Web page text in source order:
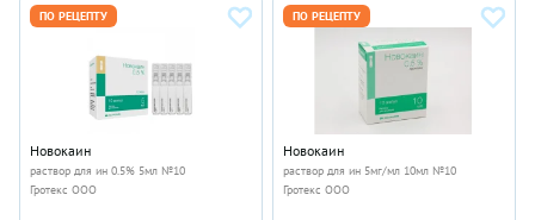
ПО РЕЦЕПТУ
Новокаин
раствор для ин 0.5% 5мл №10
Гротекс ООО
ПО РЕЦЕПТУ
Новокаин
раствор для ин 5мг/мл 10мл №10
Гротекс ООО